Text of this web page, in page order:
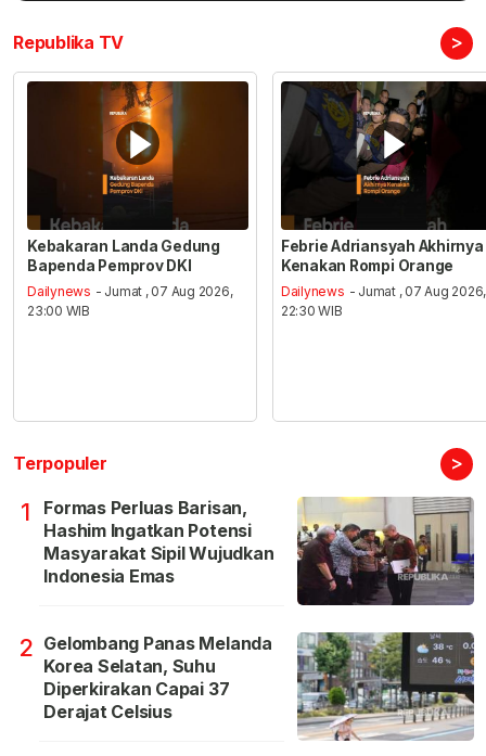
Republika TV >
Kebakaran Landa Gedung
Bapenda Pemprov DKI
Dailynews - Jumat , 07 Aug 2026,
23:00 WIB
Febrie Adriansyah Akhirnya
Kenakan Rompi Orange
Dailynews - Jumat , 07 Aug 2026,
22:30 WIB
Terpopuler >
1
Formas Perluas Barisan,
Hashim Ingatkan Potensi
Masyarakat Sipil Wujudkan
Indonesia Emas
2 Gelombang Panas Melanda
Korea Selatan, Suhu
Diperkirakan Capai 37
Derajat Celsius